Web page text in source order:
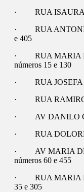
· RUA ISAURA
· RUA ANTONIO
e 405
· RUA MARIA
números 15 e 130
· RUA JOSEFA
· RUA RAMIRO
· AV DANILO
· RUA DOLORES
· AV MARIA DE
números 60 e 455
· RUA MARIA
35 e 305